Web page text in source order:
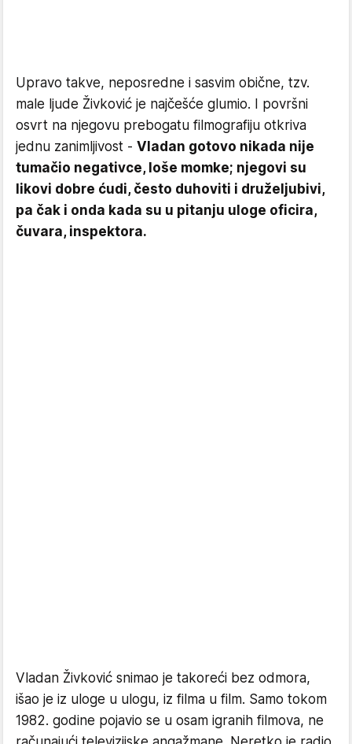
Upravo takve, neposredne i sasvim obične, tzv.
male ljude Živković je najčešće glumio. I površni
osvrt na njegovu prebogatu filmografiju otkriva
jednu zanimljivost - Vladan gotovo nikada nije
tumačio negativce, loše momke; njegovi su
likovi dobre ćudi, često duhoviti i druželjubivi,
pa čak i onda kada su u pitanju uloge oficira,
čuvara, inspektora.
Vladan Živković snimao je takoreći bez odmora,
išao je iz uloge u ulogu, iz filma u film. Samo tokom
1982. godine pojavio se u osam igranih filmova, ne